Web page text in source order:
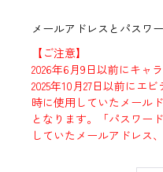
メールアドレスとパスワ
【ご注意】
2026年6月9日以前にキャ
2025年10月27日以前にエ
時に使用していたメール
となります。「パスワー
していたメールアドレス